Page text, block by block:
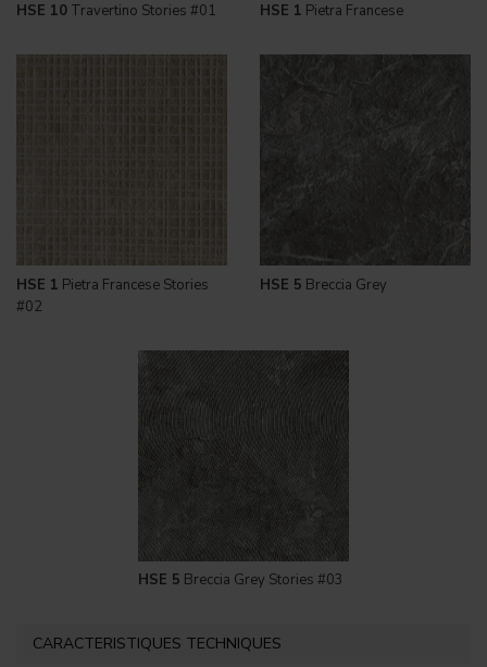
HSE 10 Travertino Stories #01 HSE 1 Pietra Francese
HSE 1 Pietra Francese Stories
#02
HSE 5 Breccia Grey
HSE 5 Breccia Grey Stories #03
CARACTERISTIQUES TECHNIQUES